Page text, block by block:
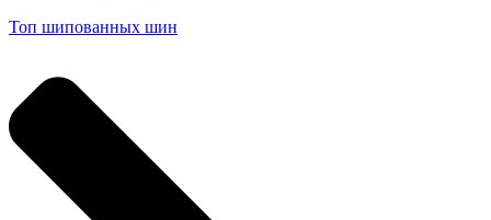
Топ шипованных шин